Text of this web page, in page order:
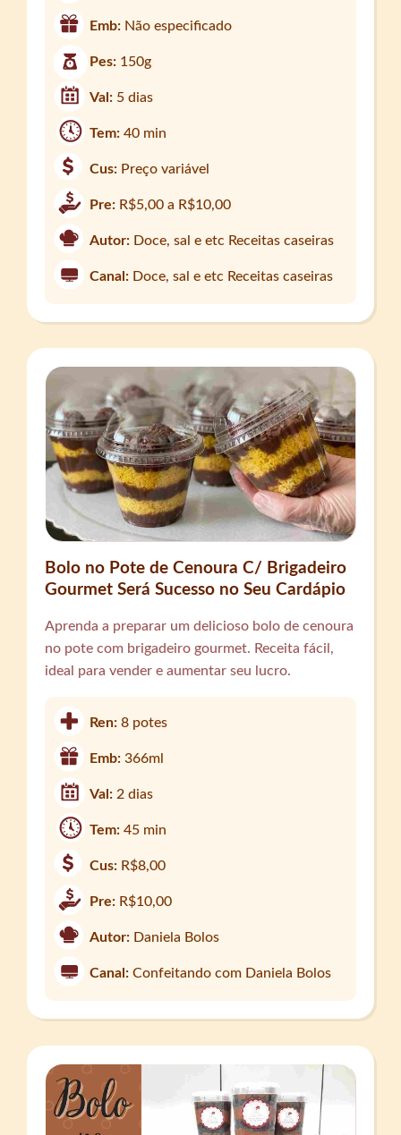
Emb: Não especificado
Pes: 150g
Val: 5 dias
Tem:40 min
Cus: Preço variável
Pre: R$5,00 a R$10,00
Autor: Doce, sal e etc Receitas caseiras
Canal: Doce, sal e etc Receitas caseiras
Bolo no Pote de Cenoura C/ Brigadeiro
Gourmet Será Sucesso no Seu Cardápio
Aprenda a preparar um delicioso bolo de cenoura
no pote com brigadeiro gourmet. Receita fácil,
ideal para vender e aumentar seu lucro.
Ren:8 potes
Emb:366ml
Val: 2 dias
Tem:45 min
Cus: R$8,00
Pre: R$10,00
Autor: Daniela Bolos
Canal: Confeitando com Daniela Bolos